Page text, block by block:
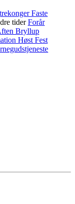
Faste
tider Forår
Bryllup
Høst Fest